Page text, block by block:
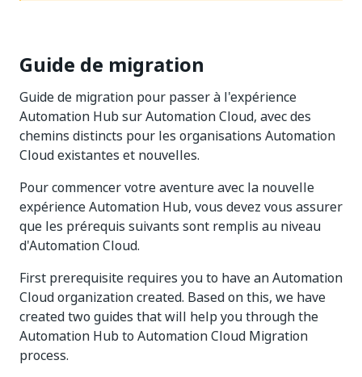
Guide de migration
Guide de migration pour passer à l'expérience
Automation Hub sur Automation Cloud, avec des
chemins distincts pour les organisations Automation
Cloud existantes et nouvelles.
Pour commencer votre aventure avec la nouvelle
expérience Automation Hub, vous devez vous assurer
que les prérequis suivants sont remplis au niveau
d'Automation Cloud.
First prerequisite requires you to have an Automation
Cloud organization created. Based on this, we have
created two guides that will help you through the
Automation Hub to Automation Cloud Migration
process.